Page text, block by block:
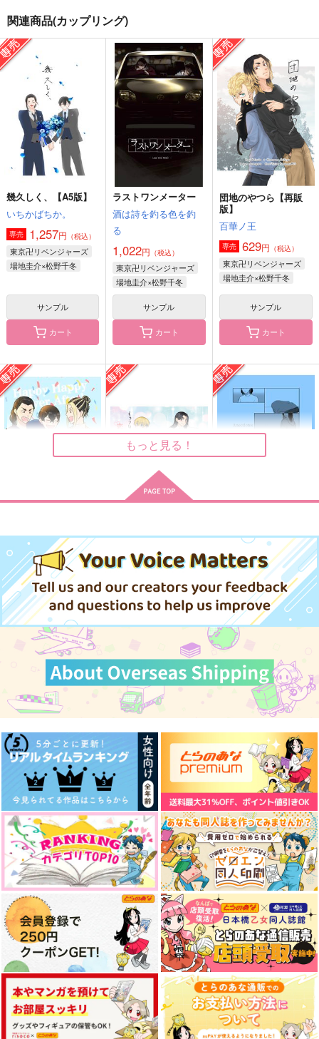
白雪姫 THE AFTER
Mimosa
715円（税込）
場地圭介×松野千冬
サンプル
作品詳細
場地課長の日常
タケノコワークス
1,257 （税込）
場地圭介×松野千冬
サンプル
In summer
niwaba
1,100円（税込）
場地圭介×松野千冬
サンプル
作品詳細
niwaba
2,357円（税込）
場地圭介×松野千冬
世界の果てまで
315
場地圭介×松野千冬
サンプル
作品詳細
ド
25:00
660 （税込）
松野千冬×場地圭介
あおくひかる
鉢植え23℃
715円（税込）
松野千冬×場地圭介
サンプル
作品詳細
embrace
smallbox
1,257円（税込）
松野千冬×場地圭介
サンプル
作品詳細
Sunday＆Sundae
森くり堂
（税込）
場地圭介×松野千冬
サンプル
作品詳細
幾久しく、【A5版】
いちかばちか。
1,257円（税込）
場地圭介×松野千冬
ラストワンメーター
酒は詩を釣る色を釣
る
1,022円 （税込）
場地圭介×松野千冬
団地のやつら【再販
版】
百華ノ王
629円 （税込）
場地圭介×松野千冬
関連商品(カップリング)
幾久しく、【A5版】
いちかばちか。
専売 1,257円 （税込）
東京卍リベンジャーズ
場地圭介×松野千冬
サンプル
カート
ラストワンメーター
酒は詩を釣る色を釣
る
1,022円 （税込）
東京卍リベンジャーズ
場地圭介×松野千冬
サンプル
カート
団地のやつら【再販
版】
百華ノ王
専売 629円 （税込）
東京卍リベンジャーズ
場地圭介×松野千冬
サンプル
カート
fter！
こんなもん
専売 990円（税込）
東京卍リベンジャーズ
場地圭介×松野千冬
サンプル
カート
満
独奏華
専売 787円
東京卍リベンジャーズ
場地圭介×松野千冬
サンプル
こんなもん
専売 472円（税込）
東京卍リベンジャーズ
場地圭介×松野千冬
サンプル
心心相印
Gottani
専売 710円（税込）
東京卍リベンジャーズ
場地圭介×松野千冬
サンプル
カート
白雪姫 THE AFTER
Mimosa
専売 715円（税込）
東京卍リベンジャーズ
場地圭介×松野千冬
サンプル
カート
卒業エトセトラ
はちみつもなか
専売 770円（税込）
東京卍リベンジャーズ
場地圭介×松野千冬
サンプル
カート
もっと見る！